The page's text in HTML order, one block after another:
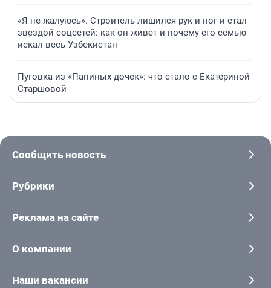
«Я не жалуюсь». Строитель лишился рук и ног и стал
звездой соцсетей: как он живет и почему его семью
искал весь Узбекистан
Пуговка из «Папиных дочек»: что стало с Екатериной
Старшовой
Сообщить новость
Рубрики
Реклама на сайте
О компании
Наши вакансии